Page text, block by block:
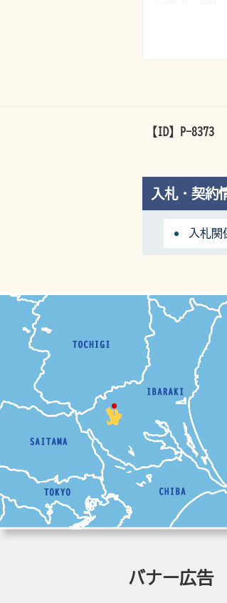
【ID】 P-8373
入札・契約
入札関
バナー広告